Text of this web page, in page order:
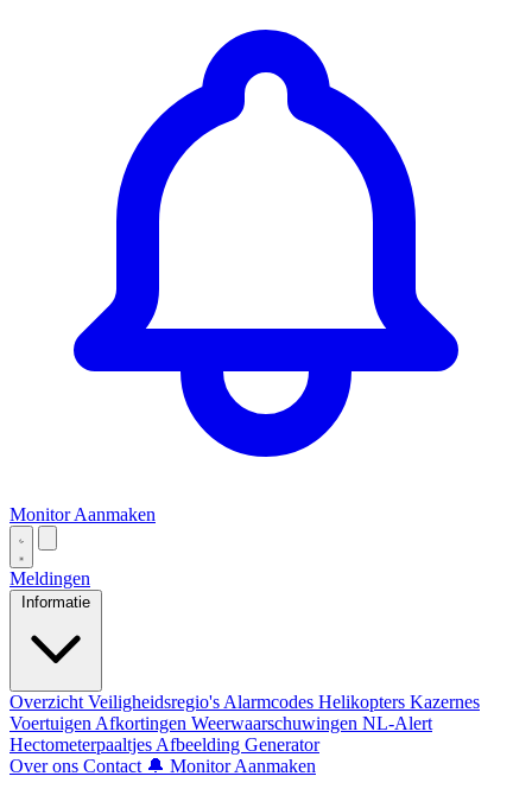
Monitor Aanmaken
Meldingen
Informatie
Overzicht Veiligheidsregio's Alarmcodes Helikopters Kazernes
Voertuigen Afkortingen Weerwaarschuwingen NL-Alert
Hectometerpaaltjes Afbeelding Generator
Over ons Contact 🔔 Monitor Aanmaken